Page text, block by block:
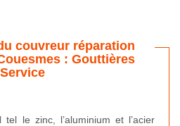
couvreur réparation
: Gouttières
Service
le zinc, l’aluminium et l’acier